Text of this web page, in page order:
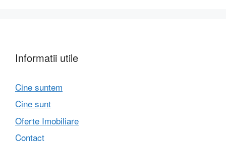
Informatii utile
Cine suntem
Cine sunt
Oferte Imobiliare
Contact